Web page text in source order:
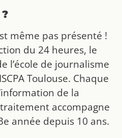
même pas présenté !
du 24 heures, le
l’école de journalisme
Toulouse. Chaque
de la
accompagne
année depuis 10 ans.